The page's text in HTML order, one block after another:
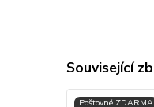
Související